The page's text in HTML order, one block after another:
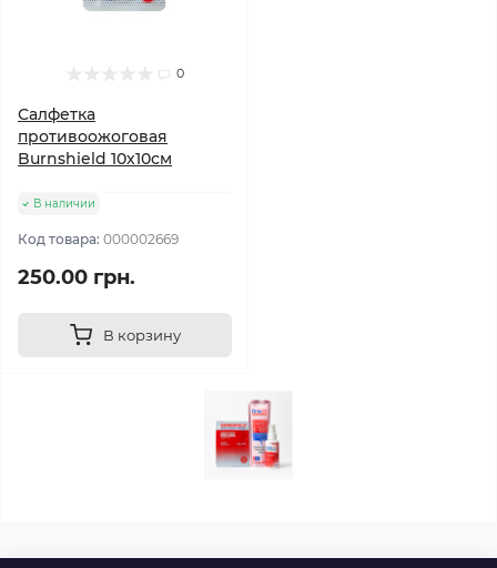
0
Салфетка
противоожоговая
Burnshield 10х10см
В наличии
Код товара: 000002669
250.00 грн.
В корзину